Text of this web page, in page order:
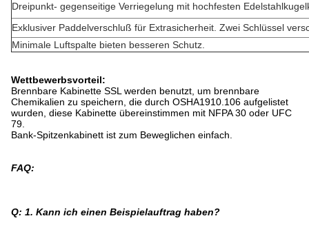
Dreipunkt- gegenseitige Verriegelung mit hochfesten
Exklusiver Paddelverschluß für Extrasicherheit. Zwei Schlüssel
Minimale Luftspalte bieten besseren Schutz.
Wettbewerbsvorteil:
Brennbare Kabinette SSL werden benutzt, um brennbare
Chemikalien zu speichern, die durch OSHA1910.106 aufgelistet
wurden, diese Kabinette übereinstimmen mit NFPA 30 oder UFC
79.
Bank-Spitzenkabinett ist zum Beweglichen einfach.
FAQ:
Q: 1. Kann ich einen Beispielauftrag haben?